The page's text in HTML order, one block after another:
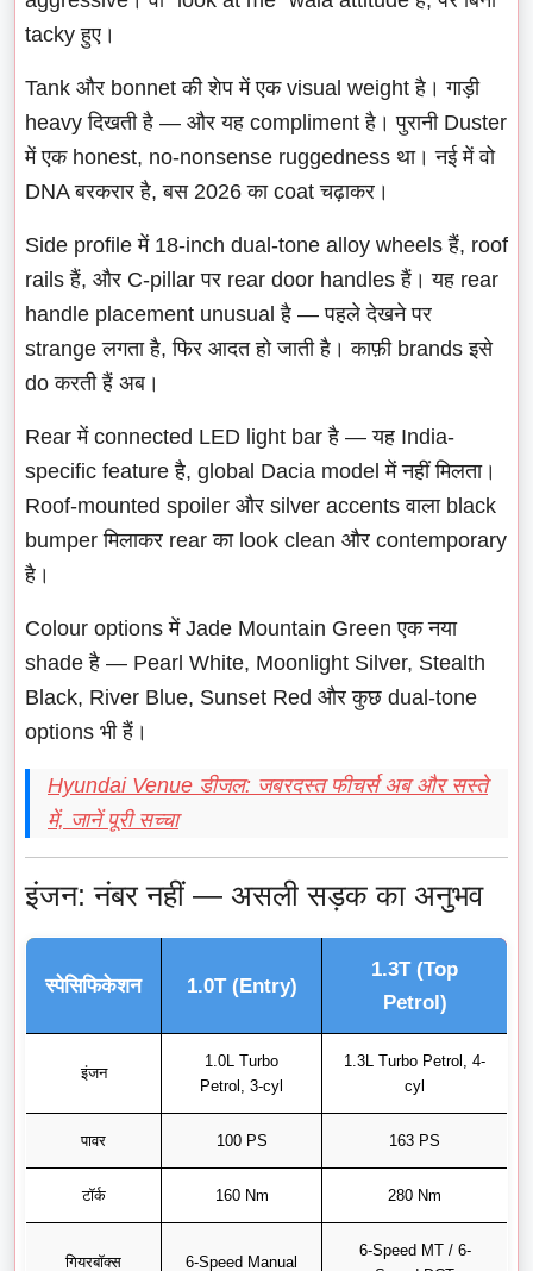
tacky हुए।
Tank और bonnet की शेप में एक visual weight है। गाड़ी
heavy दिखती है — और यह compliment है। पुरानी Duster
में एक honest, no-nonsense ruggedness था। नई में वो
DNA बरकरार है, बस 2026 का coat चढ़ाकर।
Side profile में 18-inch dual-tone alloy wheels हैं, roof
rails हैं, और C-pillar पर rear door handles हैं। यह rear
handle placement unusual है — पहले देखने पर
strange लगता है, फिर आदत हो जाती है। काफ़ी brands इसे
do करती हैं अब।
Rear में connected LED light bar है — यह India-
specific feature है, global Dacia model में नहीं मिलता।
Roof-mounted spoiler और silver accents वाला black
bumper मिलाकर rear का look clean और contemporary
है।
Colour options में Jade Mountain Green एक नया
shade है — Pearl White, Moonlight Silver, Stealth
Black, River Blue, Sunset Red और कुछ dual-tone
options भी हैं।
Hyundai Venue डीजल: जबरदस्त फीचर्स अब और सस्ते
में, जानें पूरी सच्चा
इंजन: नंबर नहीं — असली सड़क का अनुभव
स्पेसिफिकेशन 1.0T (Entry)
1.3T (Top
Petrol)
इंजन
1.0L Turbo
Petrol, 3-cyl
1.3L Turbo Petrol, 4-
cyl
पावर 100 PS 163 PS
टॉर्क 160 Nm 280 Nm
गियरबॉक्स 6-Speed Manual
6-Speed MT / 6-